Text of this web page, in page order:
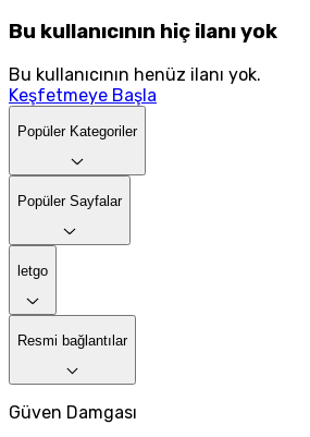
Bu kullanıcının hiç ilanı yok
Bu kullanıcının henüz ilanı yok.
Keşfetmeye Başla
Popüler Kategoriler
Popüler Sayfalar
letgo
Resmi bağlantılar
Güven Damgası